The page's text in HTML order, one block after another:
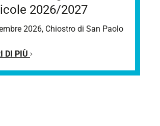
2026/2027
2026, Chiostro di San Paolo
DI PIÙ